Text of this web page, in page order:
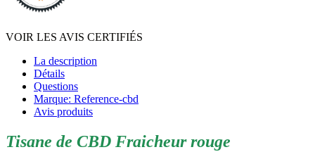
VOIR LES AVIS CERTIFIÉS
La description
Détails
Questions
Marque: Reference-cbd
Avis produits
Tisane de CBD Fraicheur rouge